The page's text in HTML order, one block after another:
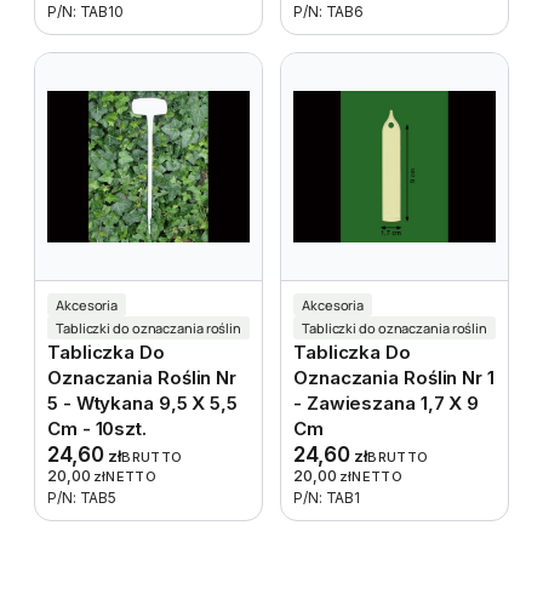
P/N: TAB10 P/N: TAB6
Akcesoria
Tabliczki do oznaczania roślin
Tabliczka Do
Oznaczania Roślin Nr
5 - Wtykana 9,5 X 5,5
Cm - 10szt.
24,60 złBRUTTO
20,00 złNETTO
P/N: TAB5
Akcesoria
Tabliczki do oznaczania roślin
Tabliczka Do
Oznaczania Roślin Nr 1
- Zawieszana 1,7 X 9
Cm
24,60 złBRUTTO
20,00 złNETTO
P/N: TAB1